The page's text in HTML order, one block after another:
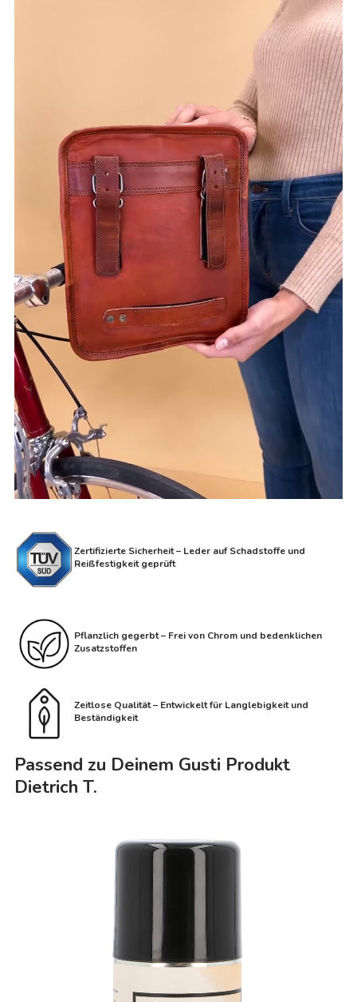
Zertifizierte Sicherheit – Leder auf Schadstoffe und
Reißfestigkeit geprüft
Pflanzlich gegerbt – Frei von Chrom und bedenklichen
Zusatzstoffen
Zeitlose Qualität – Entwickelt für Langlebigkeit und
Beständigkeit
Passend zu Deinem Gusti Produkt
Dietrich T.